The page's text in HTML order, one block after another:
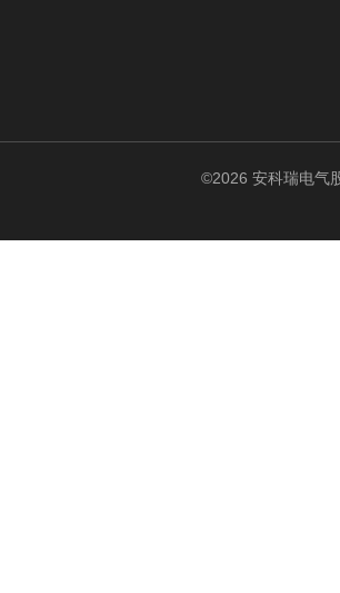
©2026 安科瑞电